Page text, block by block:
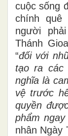
cuộc sống
chính quê
người
Thánh
“đối với
tạo ra các
nghĩa là
vệ trước
quyền
phẩm ngay
nhân Ngày